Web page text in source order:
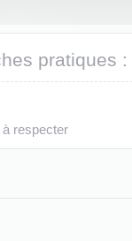
pratiques :
respecter